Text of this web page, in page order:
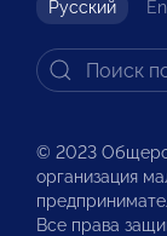
Русский
© 2023
организация
Все права